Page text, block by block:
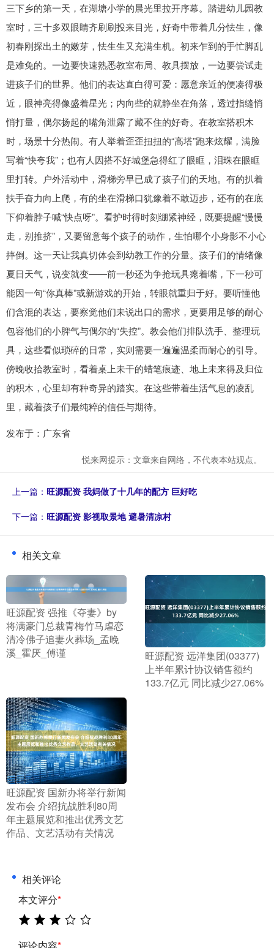
三下乡的第一天，在湖塘小学的晨光里拉开序幕。踏进幼儿园教
室时，三十多双眼睛齐刷刷投来目光，好奇中带着几分怯生，像
初春刚探出土的嫩芽，怯生生又充满生机。初来乍到的手忙脚乱
是难免的。一边要快速熟悉教室布局、教具摆放，一边要尝试走
进孩子们的世界。他们的表达直白得可爱：愿意亲近的便凑得极
近，眼神亮得像盛着星光；内向些的就静坐在角落，透过指缝悄
悄打量，偶尔扬起的嘴角泄露了藏不住的好奇。在教室搭积木
时，场景十分热闹。有人举着歪歪扭扭的“高塔”跑来炫耀，满脸
写着“快夸我”；也有人因搭不好城堡急得红了眼眶，泪珠在眼眶
里打转。户外活动中，滑梯旁早已成了孩子们的天地。有的扒着
扶手奋力向上爬，有的坐在滑梯口犹豫着不敢迈步，还有的在底
下仰着脖子喊“快点呀”。看护时得时刻绷紧神经，既要提醒“慢慢
走，别推挤”，又要留意每个孩子的动作，生怕哪个小身影不小心
摔倒。这一天让我真切体会到幼教工作的分量。孩子们的情绪像
夏日天气，说变就变——前一秒还为争抢玩具瘪着嘴，下一秒可
能因一句“你真棒”或新游戏的开始，转眼就重归于好。要听懂他
们含混的表达，要察觉他们未说出口的需求，更要用足够的耐心
包容他们的小脾气与偶尔的“失控”。教会他们排队洗手、整理玩
具，这些看似琐碎的日常，实则需要一遍遍温柔而耐心的引导。
傍晚收拾教室时，看着桌上未干的蜡笔痕迹、地上未来得及归位
的积木，心里却有种奇异的踏实。在这些带着生活气息的凌乱
里，藏着孩子们最纯粹的信任与期待。
发布于：广东省
悦来网提示：文章来自网络，不代表本站观点。
上一篇： 旺源配资 我妈做了十几年的配方 巨好吃
下一篇： 旺源配资 影视取景地 避暑清凉村
相关文章
​旺源配资 强推《夺妻》by
将满豪门总裁青梅竹马虐恋
清冷佛子追妻火葬场_孟晚
溪_霍厌_傅谨
​旺源配资 远洋集团(03377)
上半年累计协议销售额约
133.7亿元 同比减少27.06%
​旺源配资 国新办将举行新闻
发布会 介绍抗战胜利80周
年主题展览和推出优秀文艺
作品、文艺活动有关情况
相关评论
本文评分*